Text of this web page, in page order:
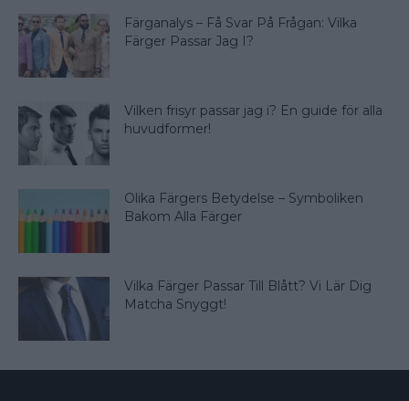
Färganalys – Få Svar På Frågan: Vilka
Färger Passar Jag I?
Vilken frisyr passar jag i? En guide för alla
huvudformer!
Olika Färgers Betydelse – Symboliken
Bakom Alla Färger
Vilka Färger Passar Till Blått? Vi Lär Dig
Matcha Snyggt!